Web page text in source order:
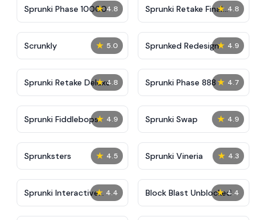
★ 4.8
Sprunki Phase 10000 ★ 4.8
Sprunki Retake Final
Update
★ 5.0
Scrunkly ★ 4.9
Sprunked Redesign
★ 4.8
Sprunki Retake Deluxe ★ 4.7
Sprunki Phase 888
★ 4.9
Sprunki Fiddlebops ★ 4.9
Sprunki Swap
★ 4.5
Sprunksters ★ 4.3
Sprunki Vineria
★ 4.4
Sprunki Interactive
Tunner
★ 4.4
Block Blast Unblocked